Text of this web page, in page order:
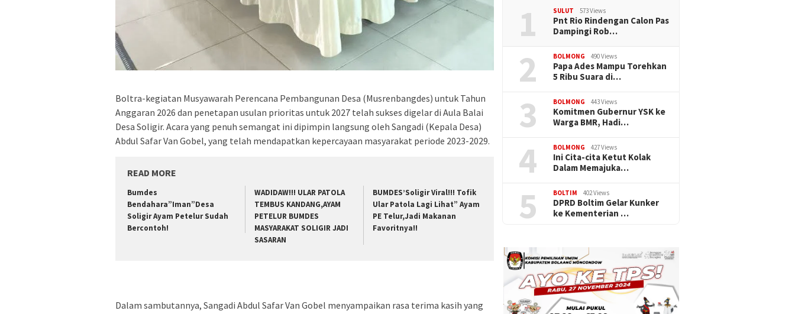
Boltra-kegiatan Musyawarah Perencana Pembangunan Desa (Musrenbangdes) untuk Tahun
Anggaran 2026 dan penetapan usulan prioritas untuk 2027 telah sukses digelar di Aula Balai
Desa Soligir. Acara yang penuh semangat ini dipimpin langsung oleh Sangadi (Kepala Desa)
Abdul Safar Van Gobel, yang telah mendapatkan kepercayaan masyarakat periode 2023-2029.
READ MORE
Bumdes
Bendahara”Iman”Desa
Soligir Ayam Petelur Sudah
Bercontoh!
WADIDAW!!! ULAR PATOLA
TEMBUS KANDANG,AYAM
PETELUR BUMDES
MASYARAKAT SOLIGIR JADI
SASARAN
BUMDES’Soligir Viral!!! Tofik
Ular Patola Lagi Lihat” Ayam
PE Telur,Jadi Makanan
Favoritnya!!
Dalam sambutannya, Sangadi Abdul Safar Van Gobel menyampaikan rasa terima kasih yang
1 SULUT 573 Views
Pnt Rio Rindengan Calon Pas
Dampingi Rob…
2 BOLMONG 490 Views
Papa Ades Mampu Torehkan
5 Ribu Suara di…
3 BOLMONG 443 Views
Komitmen Gubernur YSK ke
Warga BMR, Hadi…
4 BOLMONG 427 Views
Ini Cita-cita Ketut Kolak
Dalam Memajuka…
5 BOLTIM 402 Views
DPRD Boltim Gelar Kunker
ke Kementerian …